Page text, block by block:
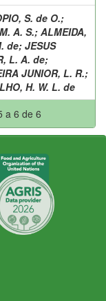
S. de O.;
A. S.; ALMEIDA,
de; JESUS
L. A. de;
JUNIOR, L. R.;
H. W. L. de
a 6 de 6